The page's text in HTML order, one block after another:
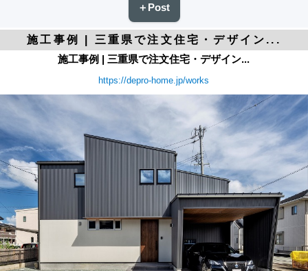
＋Post
施工事例 | 三重県で注文住宅・デザイン...
施工事例 | 三重県で注文住宅・デザイン...
https://depro-home.jp/works